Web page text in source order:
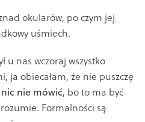
okularów, po czym jej
uśmiech.
u nas wczoraj wszystko
ja obiecałam, że nie puszczę
nic nie mówić, bo to ma być
Formalności są